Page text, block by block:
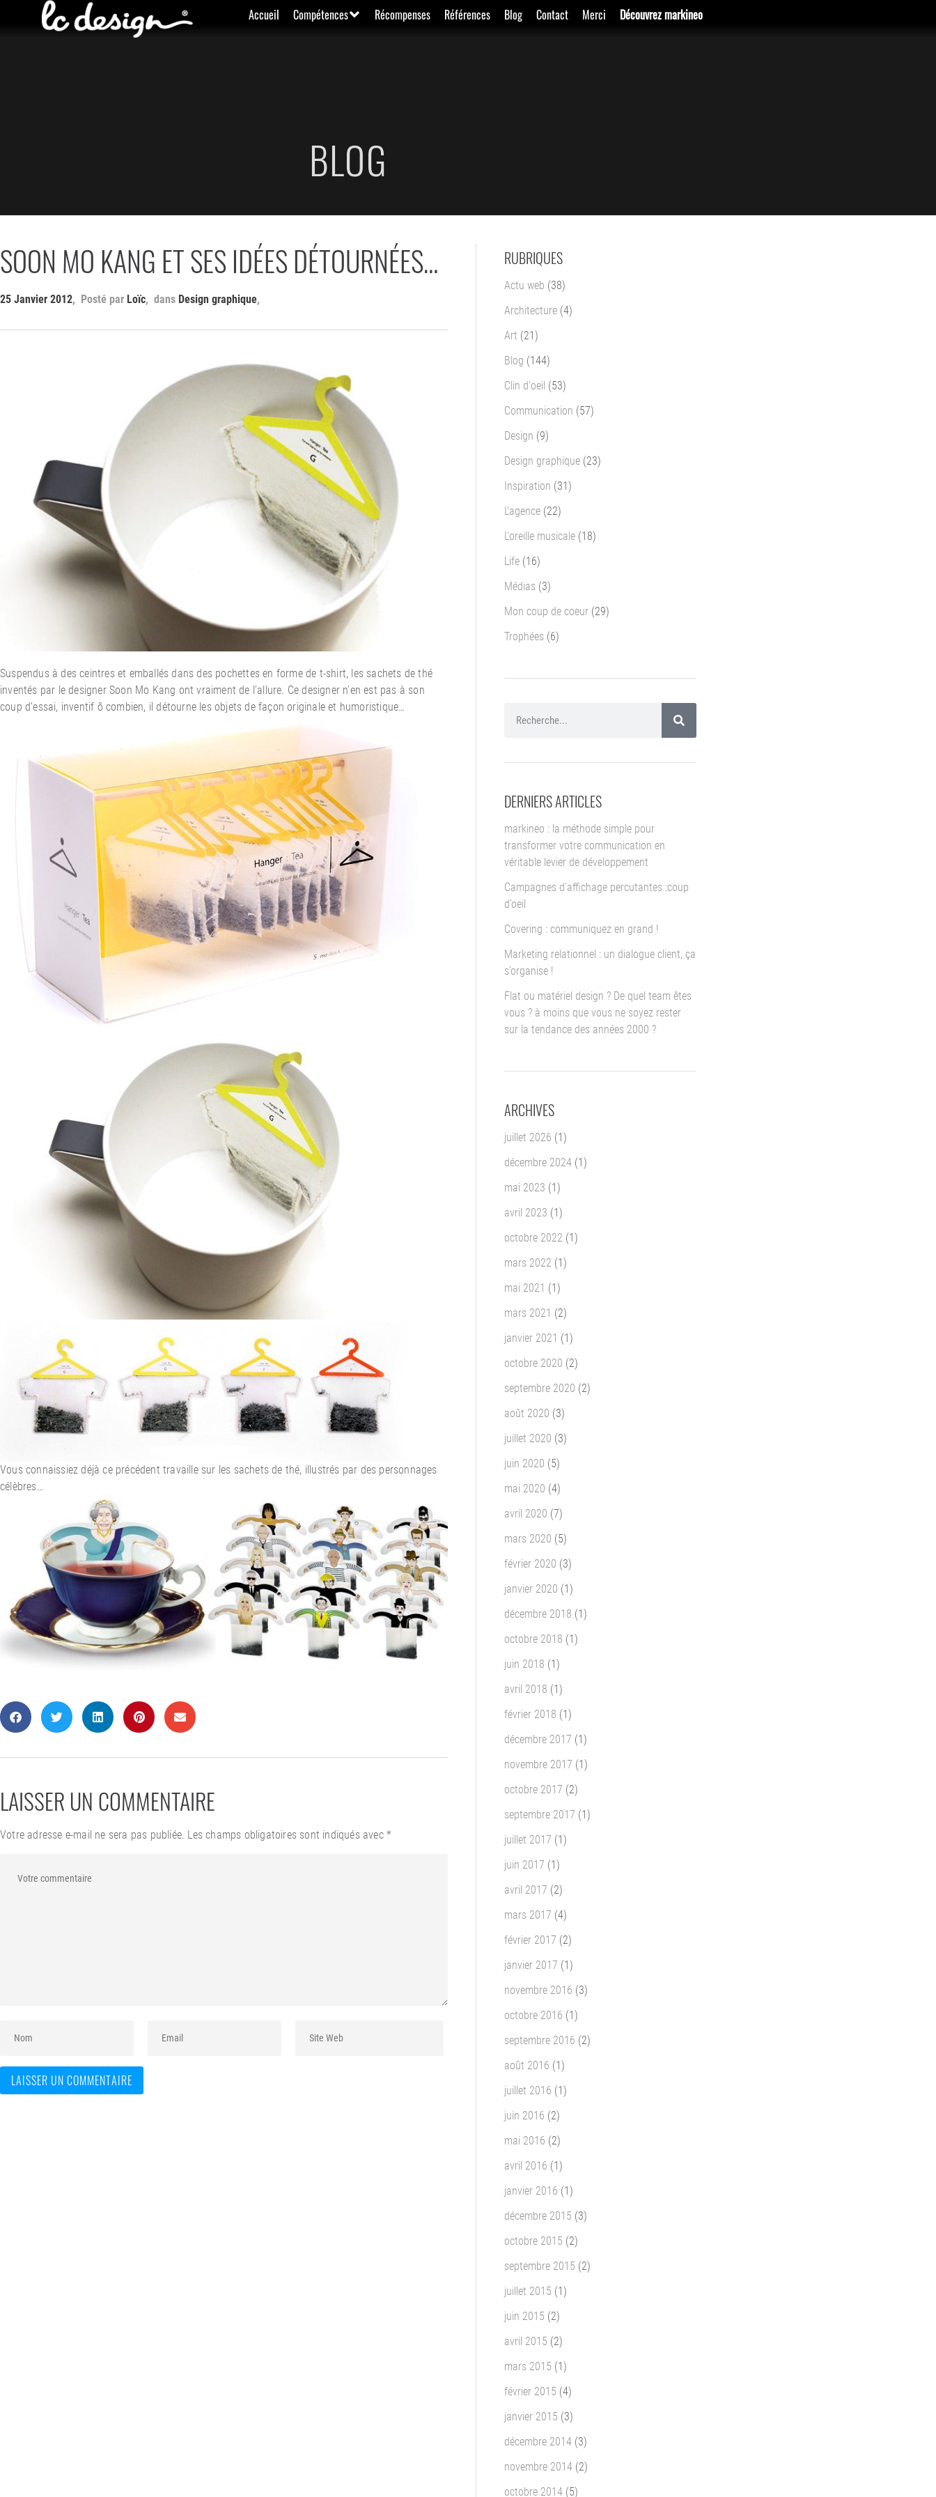
Accueil Compétences Récompenses Références Blog Contact Merci Découvrez markineo
BLOG
SOON MO KANG ET SES IDÉES DÉTOURNÉES…
25 Janvier 2012 Loïc Design graphique
Suspendus à des ceintres et emballés dans des pochettes en forme de t-shirt, les sachets de thé
inventés par le designer Soon Mo Kang ont vraiment de l’allure. Ce designer n’en est pas à son
coup d’essai, inventif ô combien, il détourne les objets de façon originale et humoristique…
Vous connaissiez déjà ce précédent travaille sur les sachets de thé, illustrés par des personnages
célèbres…
LAISSER UN COMMENTAIRE
Votre adresse e-mail ne sera pas publiée. Les champs obligatoires sont indiqués avec*
RUBRIQUES
Actu web (38)
Architecture (4)
Art (21)
Blog (144)
Clin d'oeil (53)
Communication (57)
Design (9)
Design graphique (23)
Inspiration (31)
L'agence (22)
L'oreille musicale (18)
Life (16)
Médias (3)
Mon coup de coeur (29)
Trophées (6)
DERNIERS ARTICLES
markineo : la méthode simple pour
transformer votre communication en
véritable levier de développement
Campagnes d’affichage percutantes :coup
d’oeil
Covering : communiquez en grand !
Marketing relationnel : un dialogue client, ça
s’organise !
Flat ou matériel design ? De quel team êtes
vous ? à moins que vous ne soyez rester
sur la tendance des années 2000 ?
ARCHIVES
juillet 2026 (1)
décembre 2024 (1)
mai 2023 (1)
avril 2023 (1)
octobre 2022 (1)
mars 2022 (1)
mai 2021 (1)
mars 2021 (2)
janvier 2021 (1)
octobre 2020 (2)
septembre 2020 (2)
août 2020 (3)
juillet 2020 (3)
juin 2020 (5)
mai 2020 (4)
avril 2020 (7)
mars 2020 (5)
février 2020 (3)
janvier 2020 (1)
décembre 2018 (1)
octobre 2018 (1)
juin 2018 (1)
avril 2018 (1)
février 2018 (1)
décembre 2017 (1)
novembre 2017 (1)
octobre 2017 (2)
septembre 2017 (1)
juillet 2017 (1)
juin 2017 (1)
avril 2017 (2)
mars 2017 (4)
février 2017 (2)
janvier 2017 (1)
novembre 2016 (3)
octobre 2016 (1)
septembre 2016 (2)
août 2016 (1)
juillet 2016 (1)
juin 2016 (2)
mai 2016 (2)
avril 2016 (1)
janvier 2016 (1)
décembre 2015 (3)
octobre 2015 (2)
septembre 2015 (2)
juillet 2015 (1)
juin 2015 (2)
avril 2015 (2)
mars 2015 (1)
février 2015 (4)
janvier 2015 (3)
décembre 2014 (3)
novembre 2014 (2)
octobre 2014 (5)